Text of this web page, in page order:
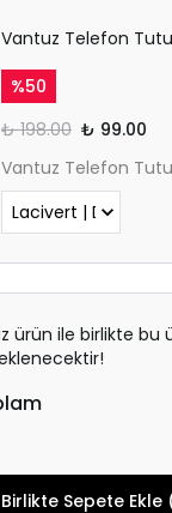
Vantuz Telefon
%50
₺ 198.00 ₺ 99.00
Vantuz Telefon
ürün ile birlikte bu
Birlikte Sepete Ekle